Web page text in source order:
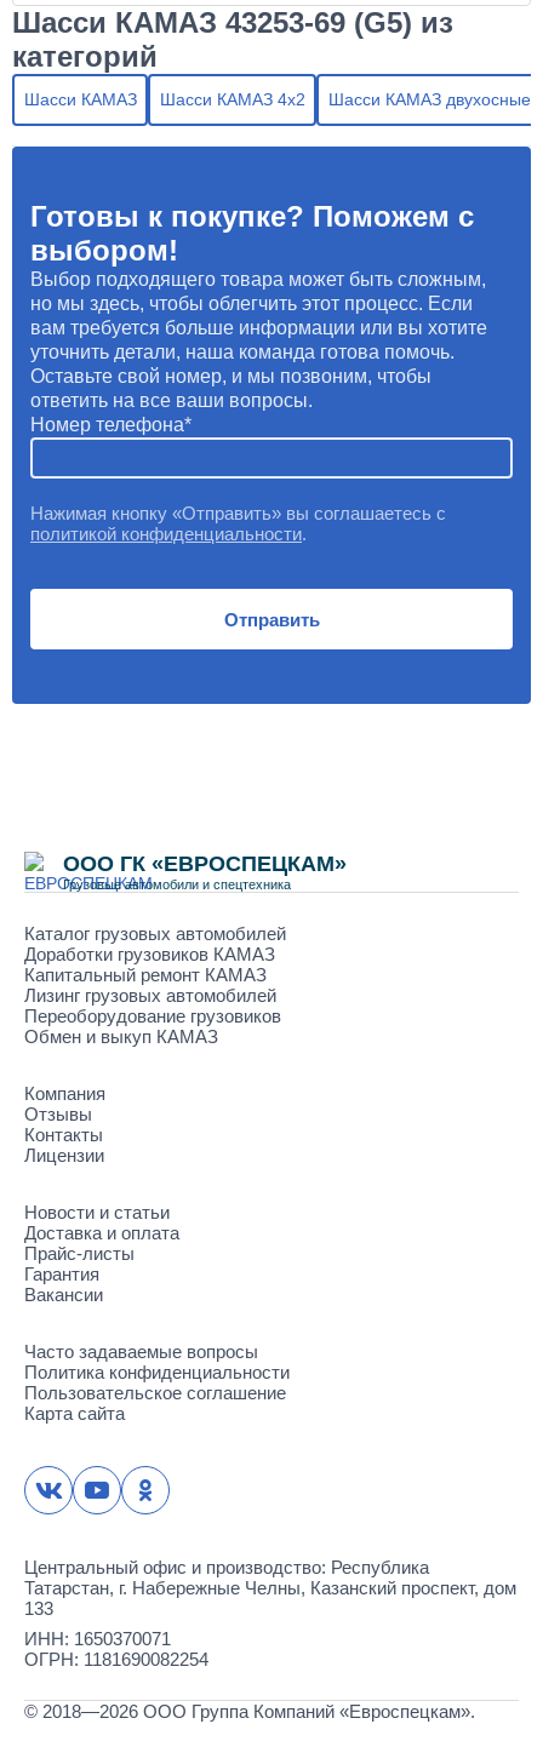
Шасси КАМАЗ 43253-69 (G5) из
категорий
Шасси КАМАЗ Шасси КАМАЗ 4х2 Шасси КАМАЗ двухосные
Готовы к покупке? Поможем с
выбором!
Выбор подходящего товара может быть сложным,
но мы здесь, чтобы облегчить этот процесс. Если
вам требуется больше информации или вы хотите
уточнить детали, наша команда готова помочь.
Оставьте свой номер, и мы позвоним, чтобы
ответить на все ваши вопросы.
Номер телефона
Нажимая кнопку «Отправить» вы соглашаетесь с
политикой конфиденциальности.
Отправить
ООО ГК «ЕВРОСПЕЦКАМ»
Грузовые автомобили и спецтехника
Каталог грузовых автомобилей
Доработки грузовиков КАМАЗ
Капитальный ремонт КАМАЗ
Лизинг грузовых автомобилей
Переоборудование грузовиков
Обмен и выкуп КАМАЗ
Компания
Отзывы
Контакты
Лицензии
Новости и статьи
Доставка и оплата
Прайс-листы
Гарантия
Вакансии
Часто задаваемые вопросы
Политика конфиденциальности
Пользовательское соглашение
Карта сайта
Центральный офис и производство: Республика
Татарстан, г. Набережные Челны, Казанский проспект, дом
133
ИНН: 1650370071
ОГРН: 1181690082254
© 2018—2026 ООО Группа Компаний «Евроспецкам».